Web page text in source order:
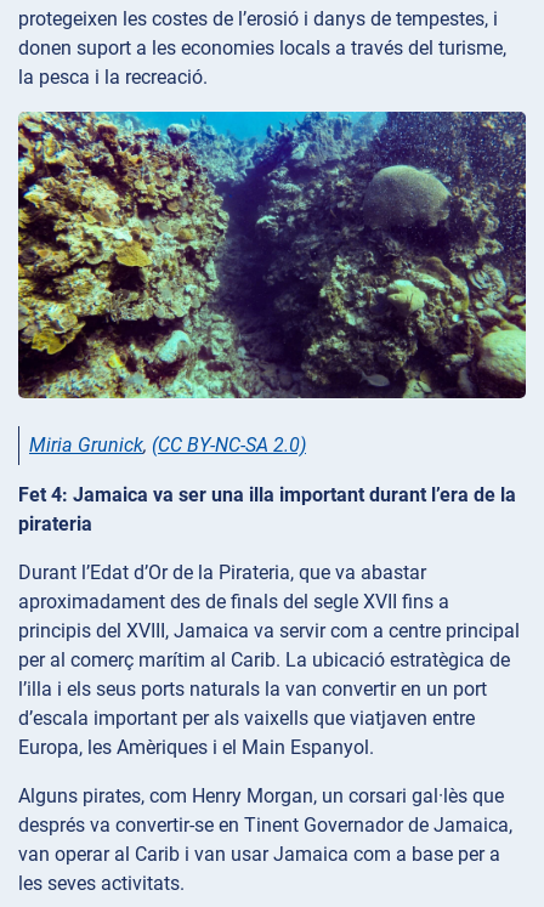
protegeixen les costes de l’erosió i danys de tempestes, i
donen suport a les economies locals a través del turisme,
la pesca i la recreació.
Miria Grunick, (CC BY-NC-SA 2.0)
Fet 4: Jamaica va ser una illa important durant l’era de la
pirateria
Durant l’Edat d’Or de la Pirateria, que va abastar
aproximadament des de finals del segle XVII fins a
principis del XVIII, Jamaica va servir com a centre principal
per al comerç marítim al Carib. La ubicació estratègica de
l’illa i els seus ports naturals la van convertir en un port
d’escala important per als vaixells que viatjaven entre
Europa, les Amèriques i el Main Espanyol.
Alguns pirates, com Henry Morgan, un corsari gal·lès que
després va convertir-se en Tinent Governador de Jamaica,
van operar al Carib i van usar Jamaica com a base per a
les seves activitats.